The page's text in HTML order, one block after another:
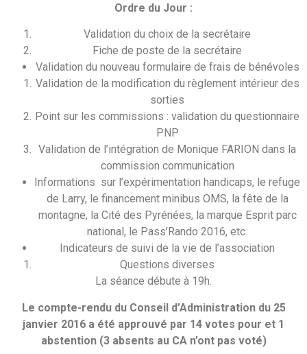
Ordre du Jour :
Validation du choix de la secrétaire
Fiche de poste de la secrétaire
Validation du nouveau formulaire de frais de bénévoles
Validation de la modification du règlement intérieur des
sorties
Point sur les commissions : validation du questionnaire
PNP
Validation de l’intégration de Monique FARION dans la
commission communication
Informations sur l’expérimentation handicaps, le refuge
de Larry, le financement minibus OMS, la fête de la
montagne, la Cité des Pyrénées, la marque Esprit parc
national, le Pass’Rando 2016, etc.
Indicateurs de suivi de la vie de l’association
Questions diverses
La séance débute à 19h.
Le compte-rendu du Conseil d’Administration du 25
janvier 2016 a été approuvé par 14 votes pour et 1
abstention (3 absents au CA n’ont pas voté)